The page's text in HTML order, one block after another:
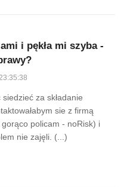
i pękła mi szyba -
za składanie
sie z firmą
policam - noRisk) i
nie zajęli. (...)